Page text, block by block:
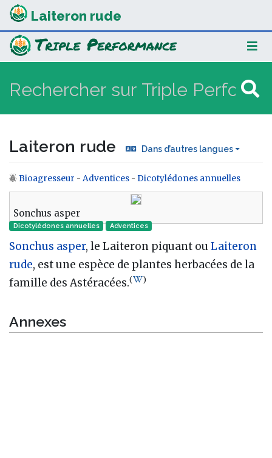
Laiteron rude
Laiteron rude Dans d’autres langues
Aller à :navigation,rechercher
Bioagresseur - Adventices - Dicotylédones annuelles
Sonchus asper
Dicotylédones annuelles Adventices
Sonchus asper, le Laiteron piquant ou Laiteron
rude, est une espèce de plantes herbacées de la
famille des Astéracées.( )
Annexes